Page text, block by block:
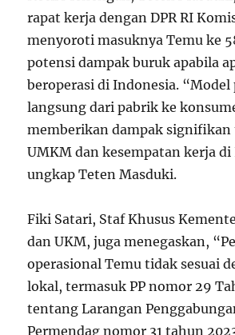
rapat kerja dengan DPR RI
menyoroti masuknya Temu ke
potensi dampak buruk apabila
beroperasi di Indonesia. “Model
langsung dari pabrik ke
memberikan dampak signifikan
UMKM dan kesempatan kerja
ungkap Teten Masduki.
Fiki Satari, Staf Khusus
dan UKM, juga menegaskan,
operasional Temu tidak sesuai
lokal, termasuk PP nomor 29
tentang Larangan
Permendag nomor 31 tahun